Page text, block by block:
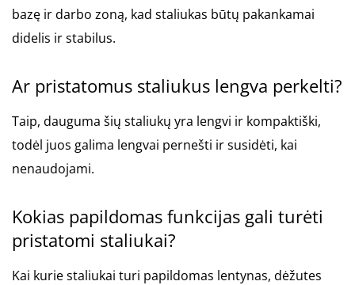
bazę ir darbo zoną, kad staliukas būtų pakankamai
didelis ir stabilus.
Ar pristatomus staliukus lengva perkelti?
Taip, dauguma šių staliukų yra lengvi ir kompaktiški,
todėl juos galima lengvai pernešti ir susidėti, kai
nenaudojami.
Kokias papildomas funkcijas gali turėti
pristatomi staliukai?
Kai kurie staliukai turi papildomas lentynas, dėžutes